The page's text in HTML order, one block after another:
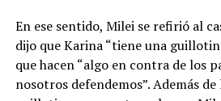
En ese sentido, Milei se refirió al
dijo que Karina “tiene una
que hacen “algo en contra de los
nosotros defendemos”. Además de